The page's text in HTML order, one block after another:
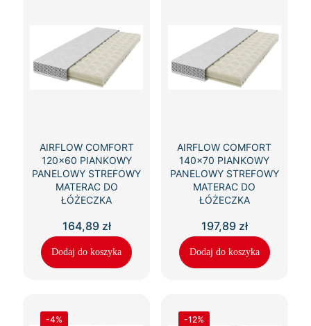
AIRFLOW COMFORT
120×60 PIANKOWY
PANELOWY STREFOWY
MATERAC DO
ŁÓŻECZKA
164,89 zł
Dodaj do koszyka
AIRFLOW COMFORT
140×70 PIANKOWY
PANELOWY STREFOWY
MATERAC DO
ŁÓŻECZKA
197,89 zł
Dodaj do koszyka
-4% -12%